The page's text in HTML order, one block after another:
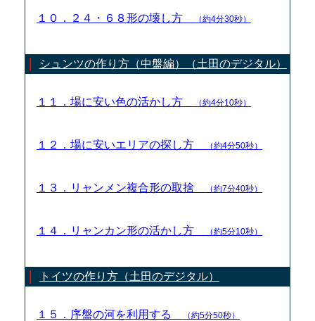
１０．２４・６８形の壊し方 （約4分30秒）
シュンツの作り方（中盤編）（土田のデジタル）
１１．場に安い色の活かし方 （約4分10秒）
１２．場に安いエリアの探し方 （約4分50秒）
１３．リャンメン複合形の取捨 （約7分40秒）
１４．リャンカン形の活かし方 （約5分10秒）
トイツの作り方（土田のデジタル）
１５．序盤の河を利用する （約5分50秒）